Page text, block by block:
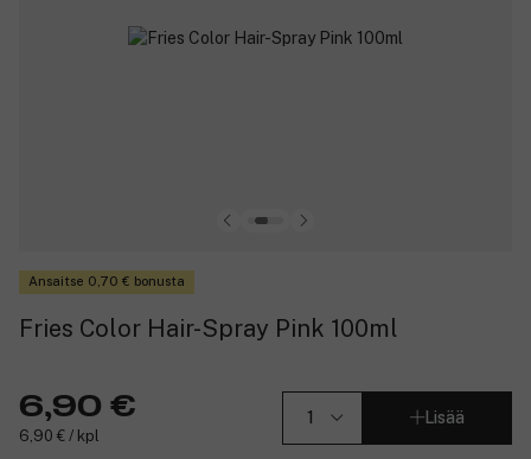
Ansaitse 0,70 € bonusta
Fries Color Hair-Spray Pink 100ml
6,90 €
6,90 € / kpl
Lisää